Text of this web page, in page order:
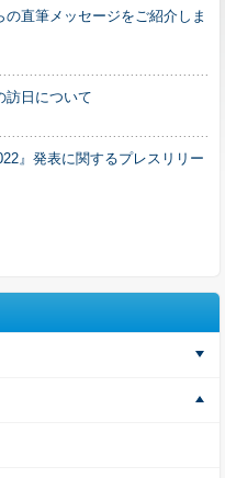
直筆メッセージをご紹介しま
訪日について
』発表に関するプレスリリー